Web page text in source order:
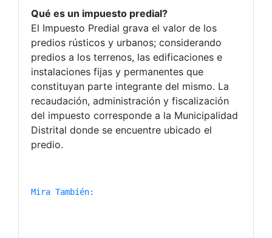
Qué es un impuesto predial?
El Impuesto Predial grava el valor de los
predios rústicos y urbanos; considerando
predios a los terrenos, las edificaciones e
instalaciones fijas y permanentes que
constituyan parte integrante del mismo. La
recaudación, administración y fiscalización
del impuesto corresponde a la Municipalidad
Distrital donde se encuentre ubicado el
predio.
Mira También: